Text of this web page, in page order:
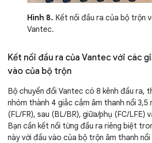
Hình 8. Kết nối đầu ra của bộ trộn
Vantec.
Kết nối đầu ra của Vantec với các
vào của bộ trộn
Bộ chuyển đổi Vantec có 8 kênh đầu ra,
nhóm thành 4 giắc cắm âm thanh nổi 3,5
(FL/FR), sau (BL/BR), giữa/phụ (FC/LFE)
Bạn cần kết nối từng đầu ra riêng biệt
này với đầu vào của bộ trộn âm thanh nổi